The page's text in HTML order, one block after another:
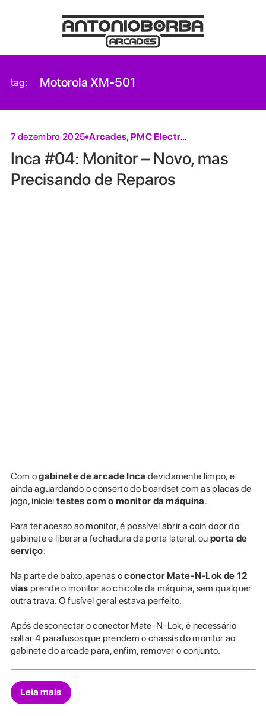
tag: Motorola XM-501
7 dezembro 2025 Arcades, PMC Electronics
Inca #04: Monitor – Novo, mas
Precisando de Reparos
Com ogabinete de arcade Inca devidamente limpo, e
ainda aguardando o conserto do boardset com as placas de
jogo, iniciei testes com o monitor da máquina.
Para ter acesso ao monitor, é possível abrir a coin door do
gabinete e liberar a fechadura da porta lateral, ou porta de
serviço:
Na parte de baixo, apenas oconector Mate-N-Lok de 12
vias prende o monitor ao chicote da máquina, sem qualquer
outra trava. O fusível geral estava perfeito.
Após desconectar o conector Mate-N-Lok, é necessário
soltar 4 parafusos que prendem o chassis do monitor ao
gabinete do arcade para, enfim, remover o conjunto.
Leia mais